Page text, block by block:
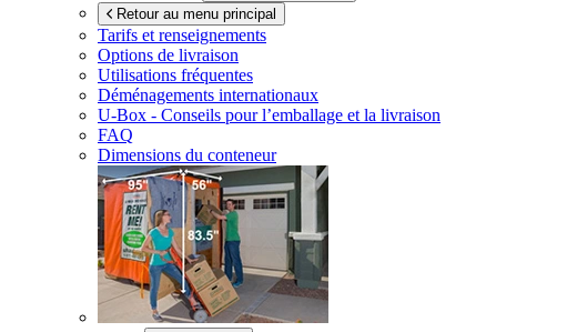
Retour au menu principal
Tarifs et renseignements
Options de livraison
Utilisations fréquentes
Déménagements internationaux
U-Box - Conseils pour l’emballage et la livraison
FAQ
Dimensions du conteneur